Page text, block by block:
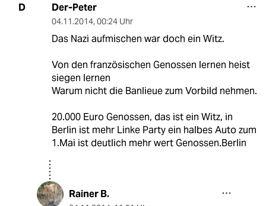
D Der-Peter
04.11.2014, 00:24 Uhr
Das Nazi aufmischen war doch ein Witz.
Von den französischen Genossen lernen heist
siegen lernen
Warum nicht die Banlieue zum Vorbild nehmen.
20.000 Euro Genossen, das ist ein Witz, in
Berlin ist mehr Linke Party ein halbes Auto zum
1.Mai ist deutlich mehr wert Genossen.Berlin
Rainer B.